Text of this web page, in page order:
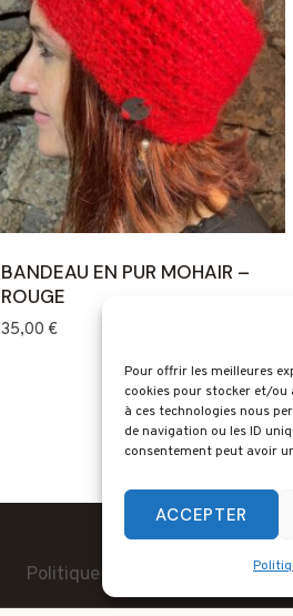
Pour offrir les meilleures
cookies pour stocker et/ou
à ces technologies nous
de navigation ou les ID
consentement peut avoir
ACCEPTER
BANDEAU EN PUR MOHAIR –
ROUGE
35,00 €
Contact
Politique
Politique de confidentialité